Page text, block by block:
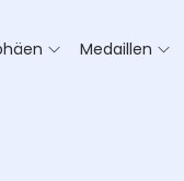
Medaillen